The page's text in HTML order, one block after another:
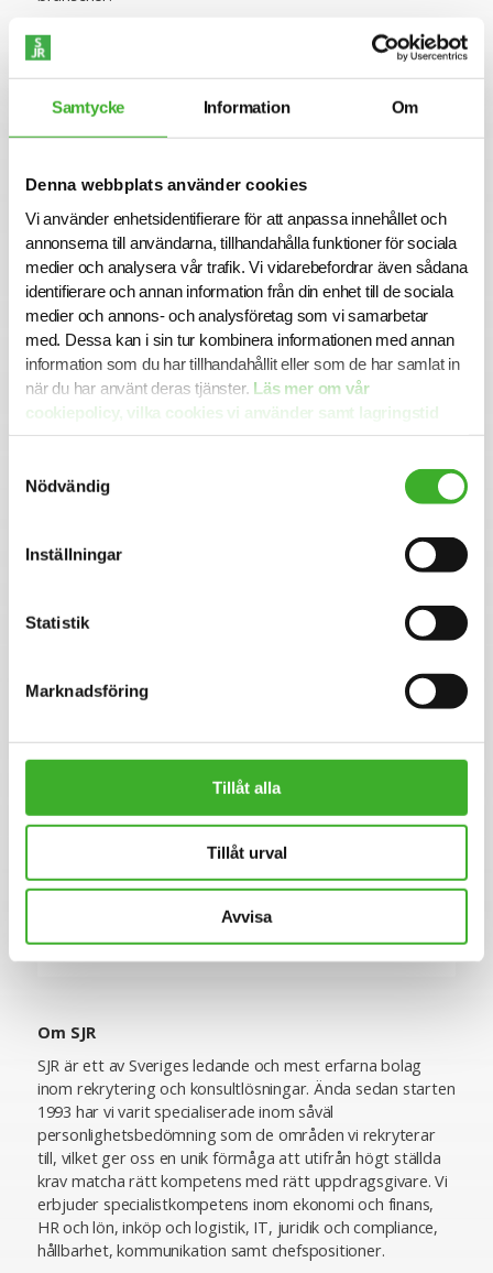
Samtycke Information Om
Denna webbplats använder cookies
Vi använder enhetsidentifierare för att anpassa innehållet och
annonserna till användarna, tillhandahålla funktioner för sociala
medier och analysera vår trafik. Vi vidarebefordrar även sådana
identifierare och annan information från din enhet till de sociala
medier och annons- och analysföretag som vi samarbetar
med. Dessa kan i sin tur kombinera informationen med annan
information som du har tillhandahållit eller som de har samlat in
när du har använt deras tjänster. Läs mer om vår
cookiepolicy, vilka cookies vi använder samt lagringstid
här.
Nödvändig
Inställningar
Statistik
Marknadsföring
Tillåt alla
Tillåt urval
Avvisa
I våra fina lokaler i Malmö Hyllie fortsätter vi att utveckla
den nordiska marknaden och hoppas du vill hänga med på
resan! I Norden är vi ca 70 personer som jobbar med
försäljning, lösningsdesign, projektledning och customer
brinner för våra kundprojekt. Vi kännetecknas av
att trivas tillsammans. Vi är ett härligt gäng som har roligt
på jobbet! Läs mer om KNAPP på www.knapp.se.
Ansökan
I denna rekrytering samarbetar KNAPP med SJR. För mer
information är du välkommen att kontakta ansvarig
rekryteringskonsult Magnus Mellborg på 0766-471618.
Urval och intervjuer sker löpande så vänta inte med din
ansökan. Alla ansökningar och kontakter hanteras
konfidentiellt.
Se lediga jobb
CONTACT PERSON
Magnus Mellborg
076-647 16 18
Linkedin
Om SJR
SJR är ett av Sveriges ledande och mest erfarna bolag
inom rekrytering och konsultlösningar. Ända sedan starten
1993 har vi varit specialiserade inom såväl
personlighetsbedömning som de områden vi rekryterar
till, vilket ger oss en unik förmåga att utifrån högt ställda
krav matcha rätt kompetens med rätt uppdragsgivare. Vi
erbjuder specialistkompetens inom ekonomi och finans,
HR och lön, inköp och logistik, IT, juridik och compliance,
hållbarhet, kommunikation samt chefspositioner.